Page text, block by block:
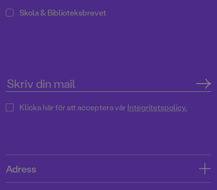
Skola & Biblioteksbrevet
Klicka här för att acceptera vårIntegritetspolicy.
Adress